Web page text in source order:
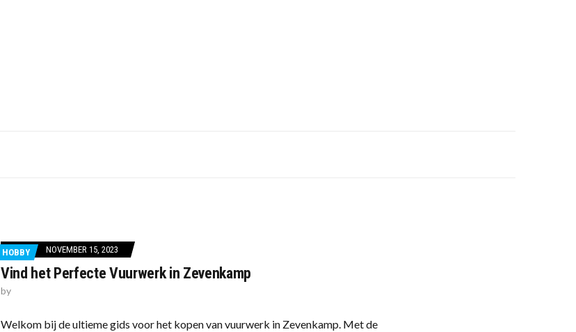
HOBBY NOVEMBER 15, 2023
Vind het Perfecte Vuurwerk in Zevenkamp
by
Welkom bij de ultieme gids voor het kopen van vuurwerk in Zevenkamp. Met de